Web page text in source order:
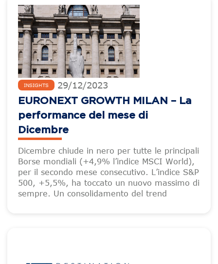
INSIGHTS 29/12/2023
EURONEXT GROWTH MILAN – La
performance del mese di
Dicembre
Dicembre chiude in nero per tutte le principali
Borse mondiali (+4,9% l’indice MSCI World),
per il secondo mese consecutivo. L’indice S&P
500, +5,5%, ha toccato un nuovo massimo di
sempre. Un consolidamento del trend